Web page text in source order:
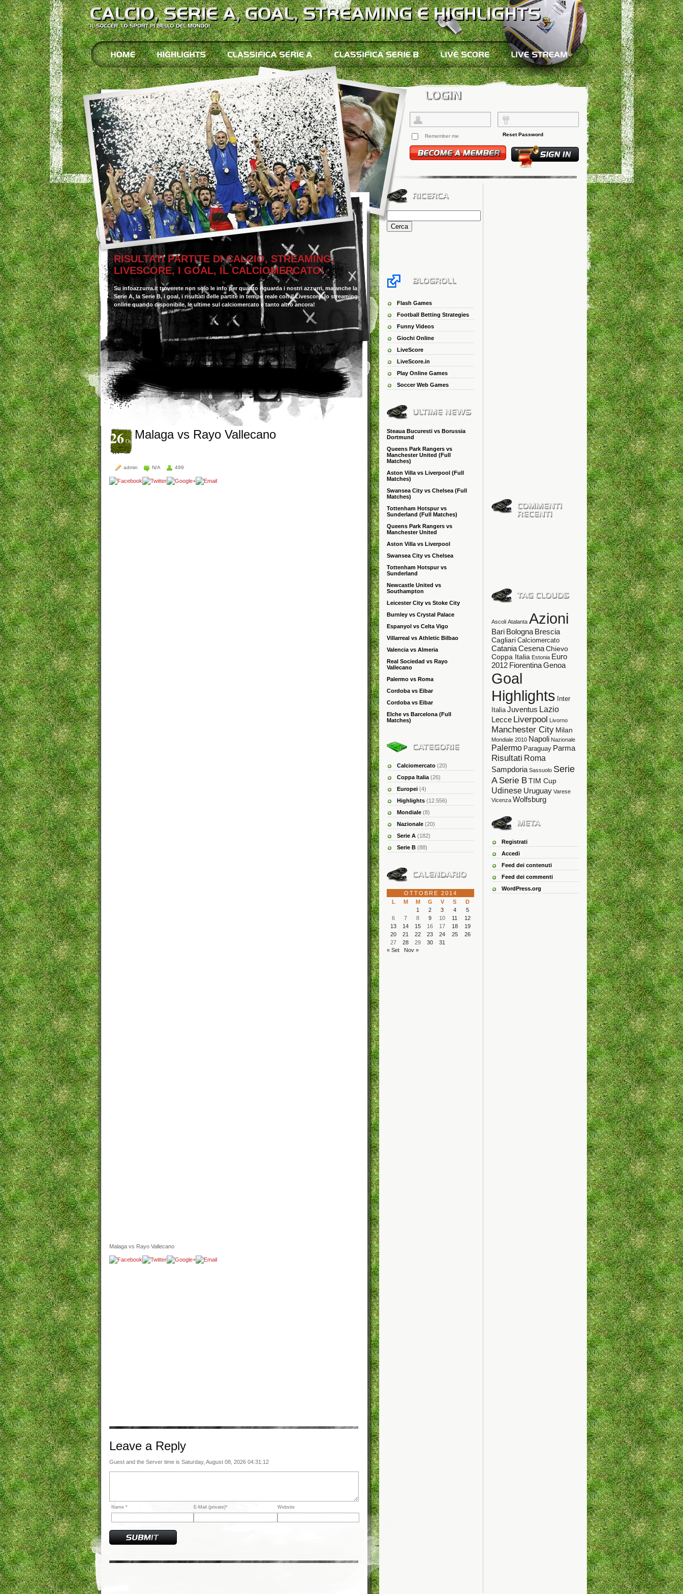
RISULTATI PARTITE DI CALCIO, STREAMING,
LIVESCORE, I GOAL, IL CALCIOMERCATO!
Su infoazzurra.it troverete non solo le info per quanto riguarda i nostri azzurri, ma anche la
Serie A, la Serie B, i goal, i risultati delle partite in tempo reale con il Livescore, lo streaming
online quando disponibile, le ultime sul calciomercato e tanto altro ancora!
26Ott Malaga vs Rayo Vallecano
admin N/A 499
Malaga vs Rayo Vallecano
Leave a Reply
Guest and the Server time is Saturday, August 08, 2026 04:31:12
Name * E-Mail (private)* Website
Remember me Reset Password
Ricerca
per:
Flash Games
Football Betting Strategies
Funny Videos
Giochi Online
LiveScore
LiveScore.in
Play Online Games
Soccer Web Games
Steaua Bucuresti vs Borussia
Dortmund
Queens Park Rangers vs
Manchester United (Full
Matches)
Aston Villa vs Liverpool (Full
Matches)
Swansea City vs Chelsea (Full
Matches)
Tottenham Hotspur vs
Sunderland (Full Matches)
Queens Park Rangers vs
Manchester United
Aston Villa vs Liverpool
Swansea City vs Chelsea
Tottenham Hotspur vs
Sunderland
Newcastle United vs
Southampton
Leicester City vs Stoke City
Burnley vs Crystal Palace
Espanyol vs Celta Vigo
Villarreal vs Athletic Bilbao
Valencia vs Almeria
Real Sociedad vs Rayo
Vallecano
Palermo vs Roma
Cordoba vs Eibar
Cordoba vs Eibar
Elche vs Barcelona (Full
Matches)
Calciomercato (20)
Coppa Italia (26)
Europei (4)
Highlights (12.556)
Mondiale (8)
Nazionale (20)
Serie A (182)
Serie B (88)
OTTOBRE 2014
L
M M G V S
D
1
2 3 4
5
6
7 8 9 10 11
12
13
14 15 16 17 18
19
20
21 22 23 24 25
26
27
28 29 30
31
« Set
Nov »
Ascoli Atalanta Azioni
Bari Bologna Brescia
Cagliari Calciomercato
CataniaCesenaChievo
Coppa Italia Estonia Euro
2012 FiorentinaGenoa
Goal
Highlights Inter
Italia Juventus Lazio
Lecce Liverpool Livorno
Manchester City Milan
Mondiale 2010 Napoli Nazionale
Palermo Paraguay Parma
Risultati Roma
Sampdoria Sassuolo Serie
A Serie BTIM Cup
Udinese Uruguay Varese
Vicenza Wolfsburg
Registrati
Accedi
Feed dei contenuti
Feed dei commenti
WordPress.org